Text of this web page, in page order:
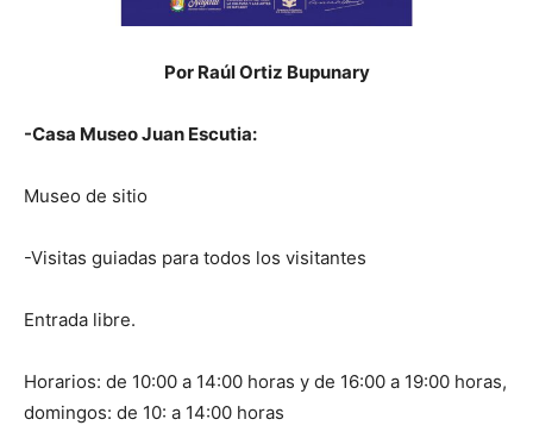
Por Raúl Ortiz Bupunary
-Casa Museo Juan Escutia:
Museo de sitio
-Visitas guiadas para todos los visitantes
Entrada libre.
Horarios: de 10:00 a 14:00 horas y de 16:00 a 19:00 horas,
domingos: de 10: a 14:00 horas